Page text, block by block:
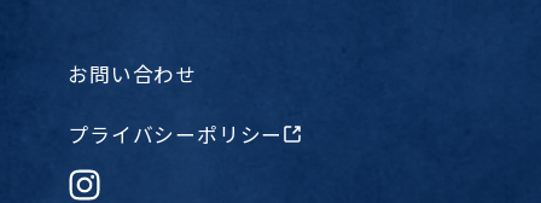
お問い合わせ
プライバシーポリシー